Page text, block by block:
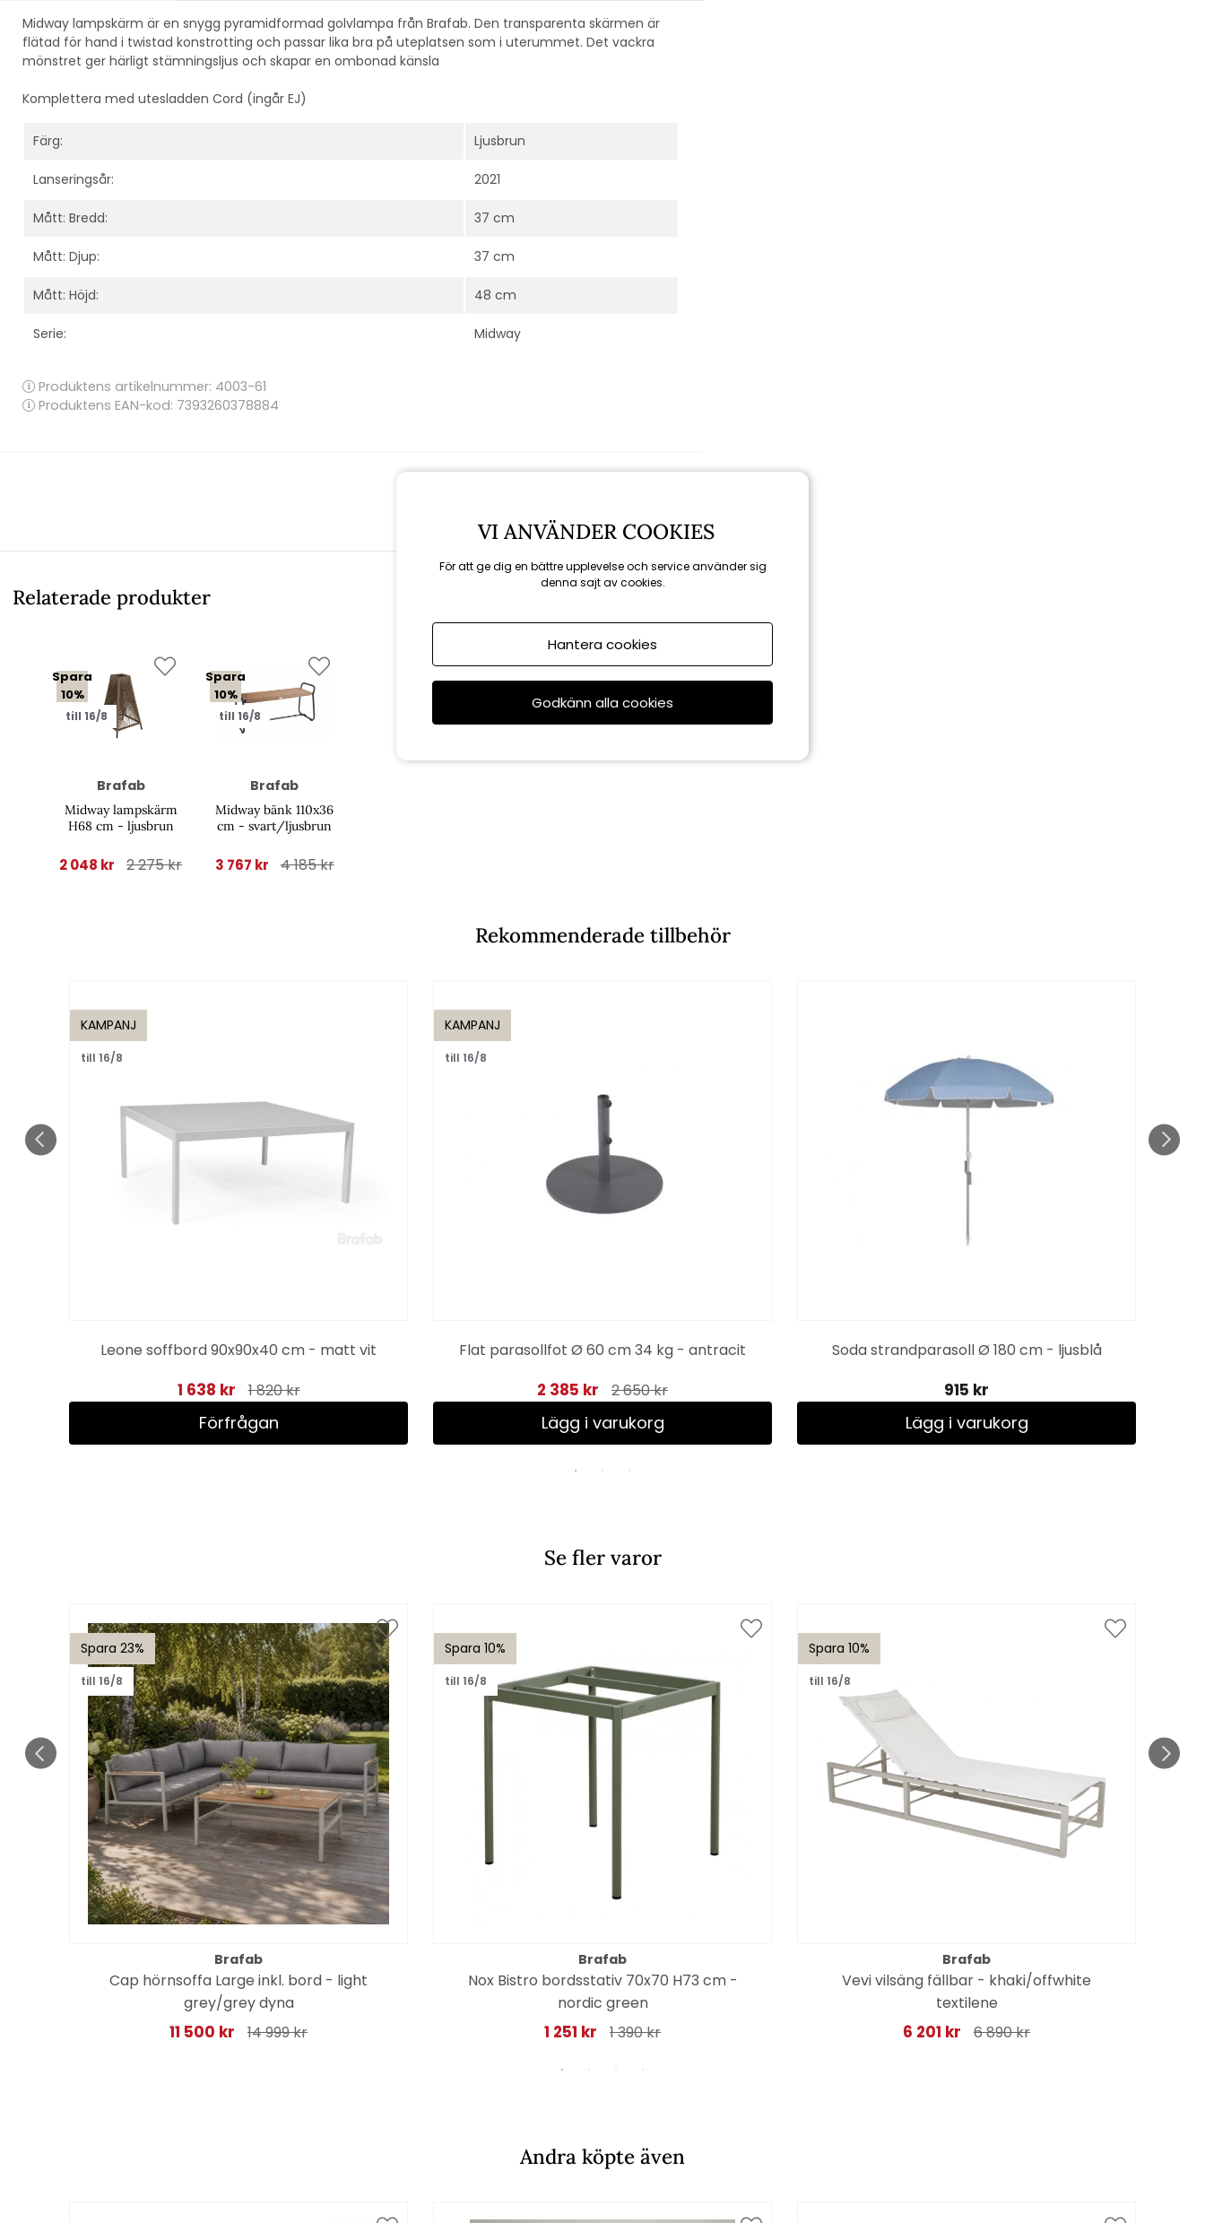
Midway lampskärm är en snygg pyramidformad golvlampa från Brafab. Den transparenta skärmen är
flätad för hand i twistad konstrotting och passar lika bra på uteplatsen som i uterummet. Det vackra
mönstret ger härligt stämningsljus och skapar en ombonad känsla
Komplettera med utesladden Cord (ingår EJ)
Färg: Ljusbrun
Lanseringsår: 2021
Mått: Bredd: 37 cm
Mått: Djup: 37 cm
Mått: Höjd: 48 cm
Serie: Midway
Produktens artikelnummer: 4003-61
Produktens EAN-kod: 7393260378884
Relaterade produkter
Spara
10%
till 16/8
Brafab
Midway lampskärm
H68 cm - ljusbrun
2 048 kr 2 275 kr
Spara
10%
till 16/8
Brafab
Midway bänk 110x36
cm - svart/ljusbrun
3 767 kr 4 185 kr
Rekommenderade tillbehör
KAMPANJ
till 16/8
Leone soffbord 90x90x40 cm - matt vit
1 638 kr 1 820 kr
Förfrågan
KAMPANJ
till 16/8
Flat parasollfot Ø 60 cm 34 kg - antracit
2 385 kr 2 650 kr
Lägg i varukorg
Soda strandparasoll Ø 180 cm - ljusblå
915 kr
Lägg i varukorg
Se fler varor
Spara 23%
till 16/8
Brafab
Cap hörnsoffa Large inkl. bord - light
grey/grey dyna
11 500 kr 14 999 kr
Spara 10%
till 16/8
Brafab
Nox Bistro bordsstativ 70x70 H73 cm -
nordic green
1 251 kr 1 390 kr
Spara 10%
till 16/8
Brafab
Vevi vilsäng fällbar - khaki/offwhite
textilene
6 201 kr 6 890 kr
Andra köpte även
VI ANVÄNDER COOKIES
För att ge dig en bättre upplevelse och service använder sig
denna sajt av cookies.
Hantera cookies
Godkänn alla cookies